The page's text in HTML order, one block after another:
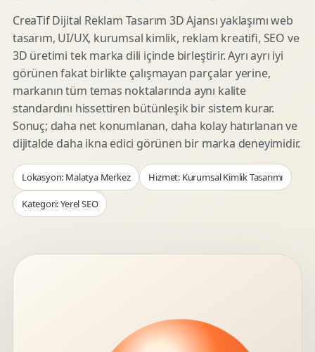
CreaTif Dijital Reklam Tasarım 3D Ajansı yaklaşımı web
tasarım, UI/UX, kurumsal kimlik, reklam kreatifi, SEO ve
3D üretimi tek marka dili içinde birleştirir. Ayrı ayrı iyi
görünen fakat birlikte çalışmayan parçalar yerine,
markanın tüm temas noktalarında aynı kalite
standardını hissettiren bütünleşik bir sistem kurar.
Sonuç; daha net konumlanan, daha kolay hatırlanan ve
dijitalde daha ikna edici görünen bir marka deneyimidir.
Lokasyon: Malatya Merkez Hizmet: Kurumsal Kimlik Tasarımı
Kategori: Yerel SEO